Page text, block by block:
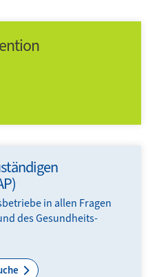
in allen Fragen
des Gesundheits­